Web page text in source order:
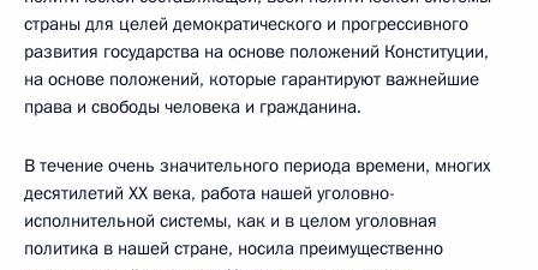
страны для целей демократического и прогрессивного
развития государства на основе положений Конституции,
на основе положений, которые гарантируют важнейшие
права и свободы человека и гражданина.
В течение очень значительного периода времени, многих
десятилетий ХХ века, работа нашей уголовно-
исполнительной системы, как и в целом уголовная
политика в нашей стране, носила преимущественно